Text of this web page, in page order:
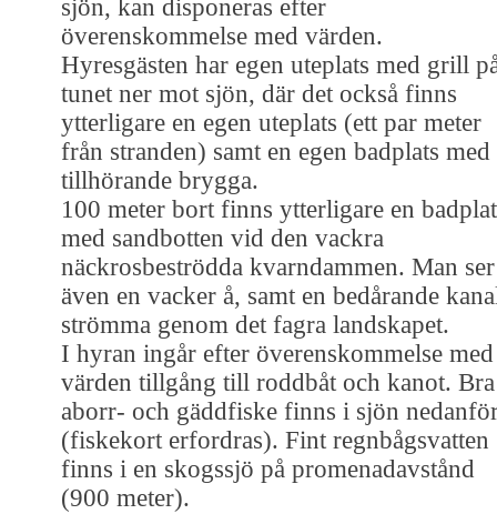
sjön, kan disponeras efter
överenskommelse med värden.
Hyresgästen har egen uteplats med grill
tunet ner mot sjön, där det också finns
ytterligare en egen uteplats (ett par meter
från stranden) samt en egen badplats med
tillhörande brygga.
100 meter bort finns ytterligare en
med sandbotten vid den vackra
näckrosbeströdda kvarndammen. Man ser
även en vacker å, samt en bedårande
strömma genom det fagra landskapet.
I hyran ingår efter överenskommelse med
värden tillgång till roddbåt och kanot. Bra
aborr- och gäddfiske finns i sjön
(fiskekort erfordras). Fint regnbågsvatten
finns i en skogssjö på promenadavstånd
(900 meter).